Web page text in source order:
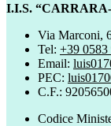
I.I.S.
Via Marconi,
Tel: +39 0583
Email:
PEC:
C.F.:
Codice